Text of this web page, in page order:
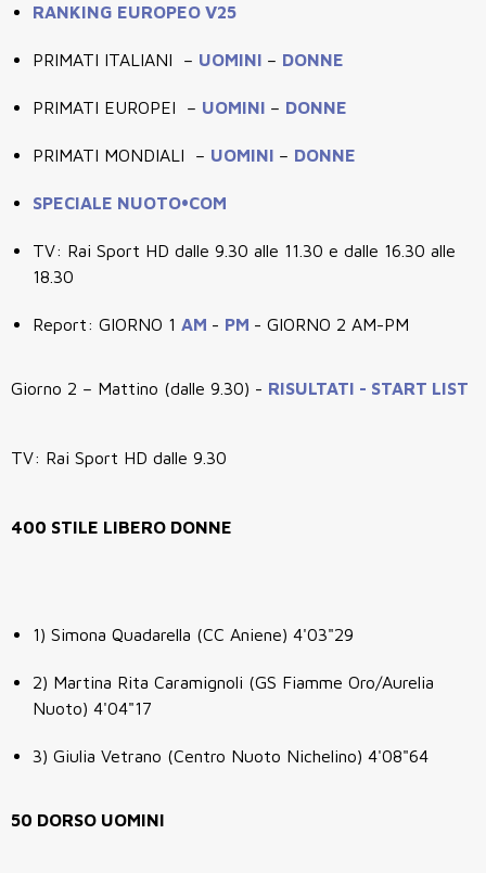
RANKING EUROPEO V25
PRIMATI ITALIANI – UOMINI – DONNE
PRIMATI EUROPEI – UOMINI – DONNE
PRIMATI MONDIALI – UOMINI – DONNE
SPECIALE NUOTO•COM
TV: Rai Sport HD dalle 9.30 alle 11.30 e dalle 16.30 alle
18.30
Report: GIORNO 1 AM - PM - GIORNO 2 AM-PM
Giorno 2 – Mattino (dalle 9.30) - RISULTATI - START LIST
TV: Rai Sport HD dalle 9.30
400 STILE LIBERO DONNE
1) Simona Quadarella (CC Aniene) 4'03"29
2) Martina Rita Caramignoli (GS Fiamme Oro/Aurelia
Nuoto) 4'04"17
3) Giulia Vetrano (Centro Nuoto Nichelino) 4'08"64
50 DORSO UOMINI